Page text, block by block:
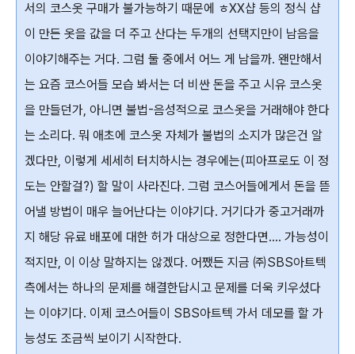
서의 코스옷 구매가 불가능하기 때문에 ㅎXX샵 등의 정식 샵
이 만든 옷을 값을 더 주고 산다는 두개의 선택지만이 남음을
이야기해주는 거다. 그럼 둘 중에서 어느 게 남을까. 왠만해서
는 요즘 코스어들 모습 봐서는 더 비싼 돈을 주고 시유 코스옷
을 만들던가, 아니면 불법-음성적으로 코스옷을 거래해야 한다
는 소리다. 뭐 애초에 코스옷 자체가 불법의 소지가 많은건 알
겠다만, 이렇게 세세히 터치하시는 경우에는(피아프로도 이 정
도는 안할걸?) 할 말이 사라진다. 그럼 코스어들에게서 돈을 뜯
어낼 방법이 매우 늘어난다는 이야기다. 거기다가 중고거래까
지 해당 유료 배포에 대한 허가 대상으로 정한다면.... 가능성이
적지만, 이 이상 말하지는 않겠다. 어쨌든 지금 ㈜SBS아트텍
측에서는 하나의 문제를 해결한답시고 문제를 더욱 키우셨다
는 이야기다. 이제 코스어들이 SBS아트텍 가서 데모를 할 가
능성도 조금씩 보이기 시작한다.